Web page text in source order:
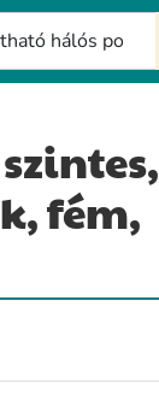
fém,